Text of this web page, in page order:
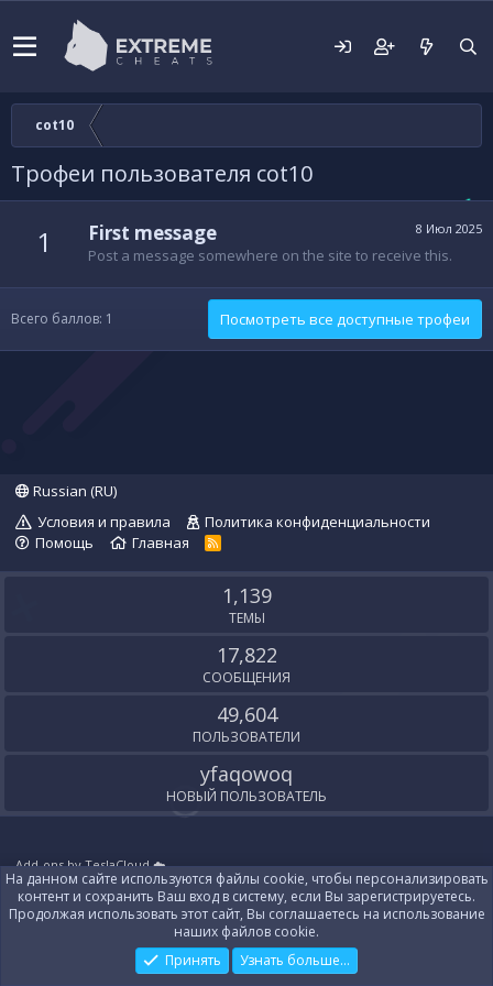
cot10
Трофеи пользователя cot10
1 8 Июл 2025
First message
Post a message somewhere on the site to receive this.
Всего баллов: 1 Посмотреть все доступные трофеи
Russian (RU)
Условия и правила
Политика конфиденциальности
Помощь
Главная
R
S
1,139
ТЕМЫ
17,822
СООБЩЕНИЯ
49,604
ПОЛЬЗОВАТЕЛИ
yfaqowoq
НОВЫЙ ПОЛЬЗОВАТЕЛЬ
Add-ons by TeslaCloud ☁️
Локализация отXenForo.Info
Контакты
На данном сайте используются файлы cookie, чтобы персонализировать
контент и сохранить Ваш вход в систему, если Вы зарегистрируетесь.
Продолжая использовать этот сайт, Вы соглашаетесь на использование
наших файлов cookie.
Принять
Узнать больше...